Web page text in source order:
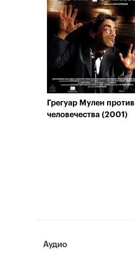
Грегуар Мулен против
человечества (2001)
Аудио